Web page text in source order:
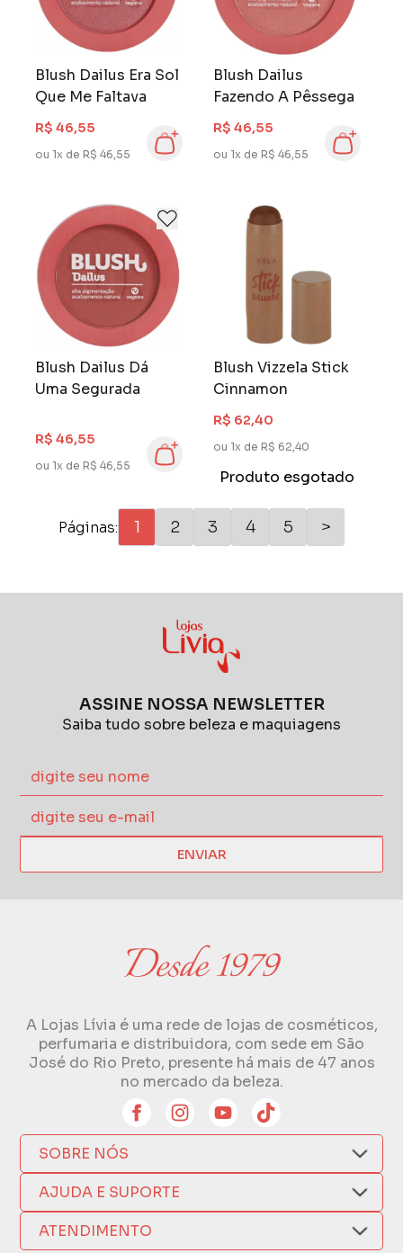
Blush Dailus Era Sol
Que Me Faltava
R$ 46,55
ou 1x de R$ 46,55
Blush Dailus
Fazendo A Pêssega
R$ 46,55
ou 1x de R$ 46,55
Blush Dailus Dá
Uma Segurada
R$ 46,55
ou 1x de R$ 46,55
Blush Vizzela Stick
Cinnamon
R$ 62,40
ou 1x de R$ 62,40
Produto esgotado
Páginas: 1 2 3 4 5 >
ASSINE NOSSA NEWSLETTER
Saiba tudo sobre beleza e maquiagens
ENVIAR
A Lojas Lívia é uma rede de lojas de cosméticos,
perfumaria e distribuidora, com sede em São
José do Rio Preto, presente há mais de 47 anos
no mercado da beleza.
SOBRE NÓS
Quem Somos
Compra Segura
Como Comprar
Nossas Lojas
AJUDA E SUPORTE
Nosso Aplicativo
Trocas e Devoluções
ATENDIMENTO